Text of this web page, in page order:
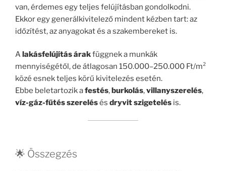
van, érdemes egy teljes felújításban gondolkodni.
Ekkor egy generálkivitelező mindent kézben tart: az
időzítést, az anyagokat és a szakembereket is.
A lakásfelújítás árakfüggnek a munkák
mennyiségétől, de átlagosan 150.000–250.000 Ft/m²
közé esnek teljes körű kivitelezés esetén.
Ebbe beletartozik afestés, burkolás,villanyszerelés,
víz-gáz-fűtés szerelésés dryvit szigetelés is.
🌟 Összegzés